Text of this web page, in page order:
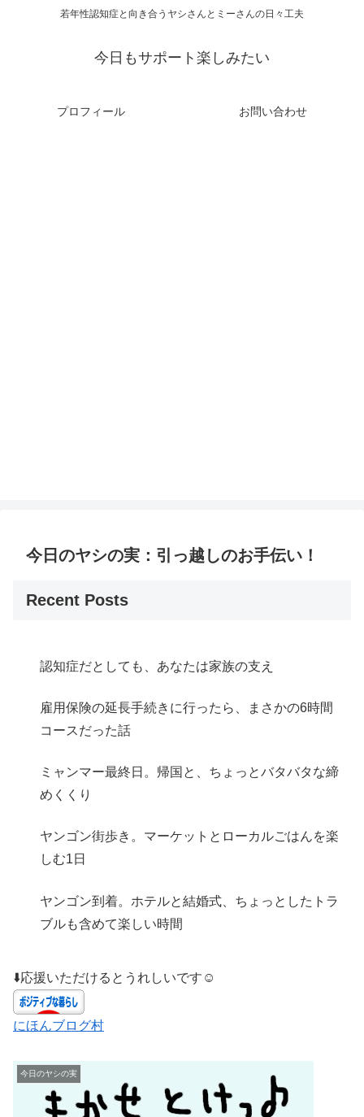
若年性認知症と向き合うヤシさんとミーさんの日々工夫
今日もサポート楽しみたい
プロフィール お問い合わせ
今日のヤシの実：引っ越しのお手伝い！
Recent Posts
認知症だとしても、あなたは家族の支え
雇用保険の延長手続きに行ったら、まさかの6時間
コースだった話
ミャンマー最終日。帰国と、ちょっとバタバタな締
めくくり
ヤンゴン街歩き。マーケットとローカルごはんを楽
しむ1日
ヤンゴン到着。ホテルと結婚式、ちょっとしたトラ
ブルも含めて楽しい時間
⬇️応援いただけるとうれしいです☺️
にほんブログ村
今日のヤシの実